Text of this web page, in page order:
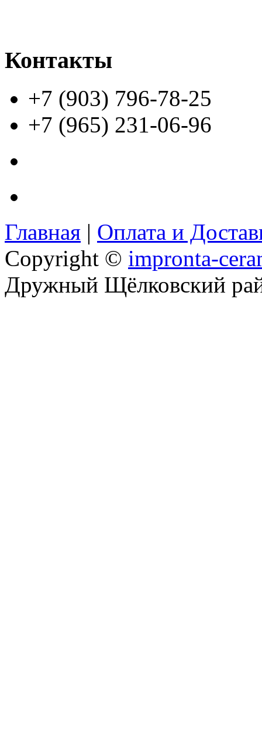
Контакты
+7 (903) 796-78-25
+7 (965) 231-06-96
Главная | Оплата и
Copyright © impronta-
Дружный Щёлковский